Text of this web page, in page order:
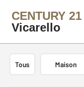
CENTURY 21
Vicarello
Tous Maison